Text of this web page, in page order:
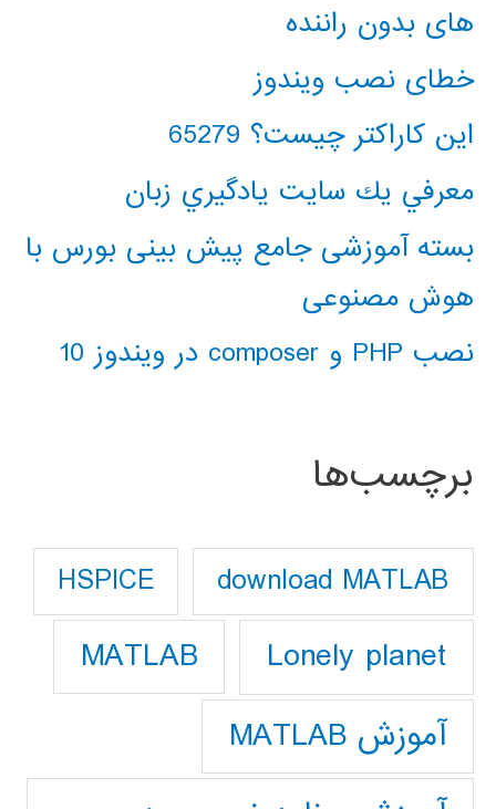
های بدون راننده
خطای نصب ویندوز
این کاراکتر چیست؟ 65279
معرفي يك سايت يادگيري زبان
بسته آموزشی جامع پیش بینی بورس با
هوش مصنوعی
نصب PHP و composer در ویندوز 10
برچسب‌ها
download MATLAB
HSPICE
Lonely planet
MATLAB
آموزش MATLAB